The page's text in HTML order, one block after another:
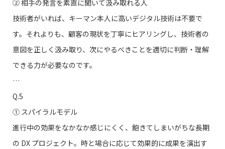
➁ 相手の発言を素直に聞いて汲み取れる人
技術者がいれば、キーマン本人に高いデジタル技術は不要で
す。それよりも、顧客の現状を丁寧にヒアリングし、技術者の
意図を正しく汲み取り、次にやるべきことを適切に判断・理解
できる力が必要なのです。
…
Q.5
➀ スパイラルモデル
進行中の効果をなかなか感じにくく、飽きてしまいがちな長期
の DX プロジェクト。時と場合に応じて効果的に成果を演出す